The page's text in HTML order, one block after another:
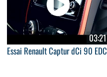
03:21
Essai Renault Captur dCi 90 EDC